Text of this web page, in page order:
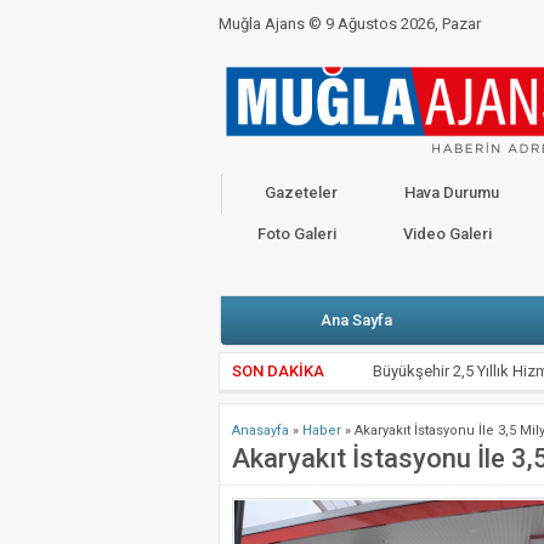
Muğla Ajans © 9 Ağustos 2026, Pazar
BAKANLIKTAN YENİ CORONO GENELGESİ
CHP’Lİ VEKİLLER BAŞKANLARLA KARŞI
Gazeteler Hava Durumu
Foto Galeri Video Galeri
Ana Sayfa
SON DAKİKA
Büyükşehir 2,5 Yıllık
Bodrum’da Havuz
Büyükşehir’den Yangın
Kötekli’de Yol
Seydikemer’de Yangın
Anasayfa » Haber » Akaryakıt İstasyonu İle 3,5
Akaryakıt İstasyonu İle